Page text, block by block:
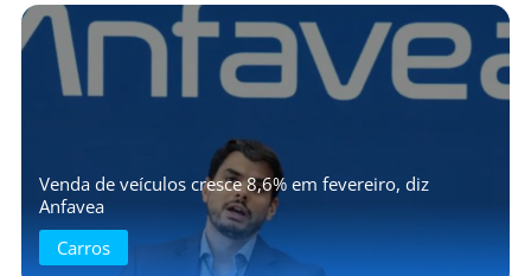
Venda de veículos cresce 8,6% em fevereiro, diz
Anfavea
Carros